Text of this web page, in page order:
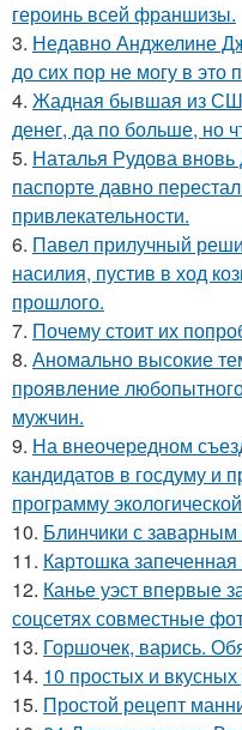
героинь всей франшизы.
3. Недавно Анджелине
до сих пор не могу в это
4. Жадная бывшая из
денег, да по больше, но
5. Наталья Рудова
паспорте давно
привлекательности.
6. Павел прилучный
насилия, пустив в ход
прошлого.
7. Почему стоит их
8. Аномально высокие
проявление
мужчин.
9. На внеочередном
кандидатов в госдуму и
программу
10. Блинчики с
11. Картошка
12. Канье уэст впервые
соцсетях совместные
13. Горшочек, варись.
14. 10 простых и
15. Простой рецепт